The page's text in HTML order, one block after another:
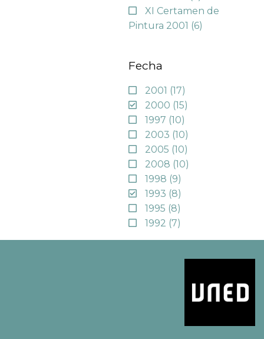
XI Certamen de
Pintura 2001 (6)
Fecha
2001 (17)
2000 (15)
1997 (10)
2003 (10)
2005 (10)
2008 (10)
1998 (9)
1993 (8)
1995 (8)
1992 (7)